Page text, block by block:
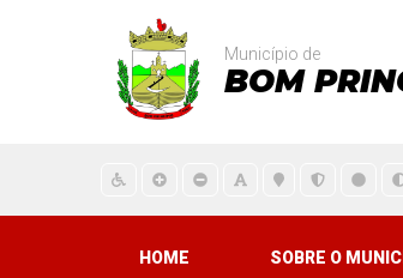
Município de
BOM
HOME SOBRE O